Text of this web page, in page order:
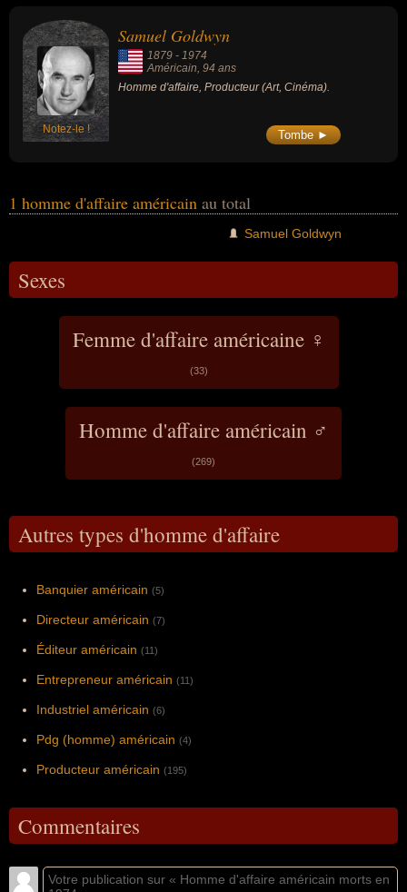
producteur.
Notez-le !
Samuel Goldwyn
1879 - 1974
Américain, 94 ans
Homme d'affaire, Producteur (Art, Cinéma).
Tombe ►
1 homme d'affaire américain au total
Samuel Goldwyn
Sexes
Femme d'affaire américaine ♀
(33)
Homme d'affaire américain ♂
(269)
Autres types d'homme d'affaire
Banquier américain (5)
Directeur américain (7)
Éditeur américain (11)
Entrepreneur américain (11)
Industriel américain (6)
Pdg (homme) américain (4)
Producteur américain (195)
Commentaires